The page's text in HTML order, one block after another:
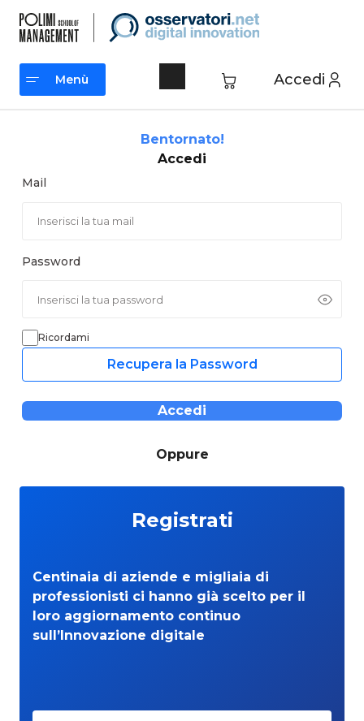
contenuto
Accedi
Menù
Bentornato!
Accedi
Mail
Password
Ricordami
Recupera la Password
Accedi
Oppure
Registrati
Centinaia di aziende e migliaia di
professionisti ci hanno già scelto per il
loro aggiornamento continuo
sull’Innovazione digitale